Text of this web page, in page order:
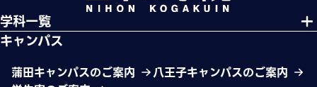
学科一覧
キャンパス
蒲田キャンパスのご案内
八王子キャンパスのご案内